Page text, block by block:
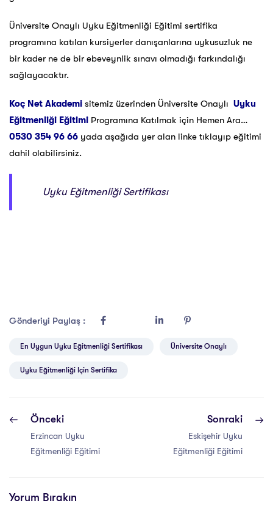
Üniversite Onaylı Uyku Eğitmenliği Eğitimi sertifika
programına katılan kursiyerler danışanlarına uykusuzluk ne
bir kader ne de bir ebeveynlik sınavı olmadığı farkındalığı
sağlayacaktır.
Koç Net Akademi sitemiz üzerinden Üniversite Onaylı Uyku
Eğitmenliği Eğitimi Programına Katılmak için Hemen Ara…
0530 354 96 66 yada aşağıda yer alan linke tıklayıp eğitimi
dahil olabilirsiniz.
Uyku Eğitmenliği Sertifikası
Gönderiyi Paylaş :
En Uygun Uyku Eğitmenliği Sertifikası Üniversite Onaylı
Uyku Eğitmenliği Için Sertifika
Önceki
Erzincan Uyku
Eğitmenliği Eğitimi
Sonraki
Eskişehir Uyku
Eğitmenliği Eğitimi
Yorum Bırakın